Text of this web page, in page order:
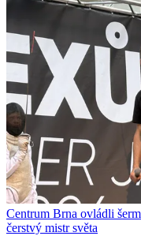
Centrum Brna ovládli
čerstvý mistr světa